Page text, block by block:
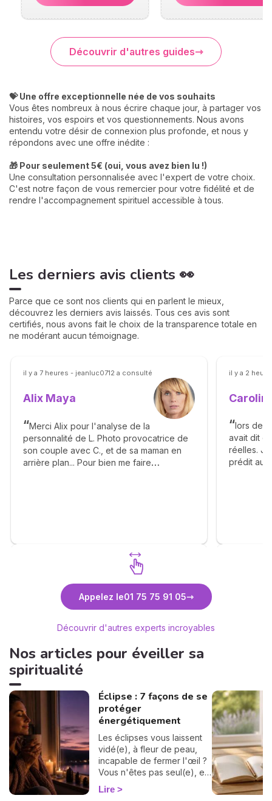
Découvrir d'autres guides
💝 Une offre exceptionnelle née de vos souhaits
Vous êtes nombreux à nous écrire chaque jour, à partager vos
histoires, vos espoirs et vos questionnements. Nous avons
entendu votre désir de connexion plus profonde, et nous y
répondons avec une offre inédite :
🎁 Pour seulement 5€ (oui, vous avez bien lu !)
Une consultation personnalisée avec l'expert de votre choix.
C'est notre façon de vous remercier pour votre fidélité et de
rendre l'accompagnement spirituel accessible à tous.
Les derniers avis clients 👀
Parce que ce sont nos clients qui en parlent le mieux,
découvrez les derniers avis laissés. Tous ces avis sont
certifiés, nous avons fait le choix de la transparence totale en
ne modérant aucun témoignage.
il y a 7 heures - jeanluc0712 a consulté
Alix Maya
Merci Alix pour l'analyse de la
personnalité de L. Photo provocatrice de
son couple avec C., et de sa maman en
arrière plan... Pour bien me faire
pleine de belles surprises 🙏🏼🌟🌟🌟
Découvrez Alix Maya
il y a 2
lors de
avait dit
réelles. J
prédit
Appelez le01 75 75 91 05
Découvrir d'autres experts incroyables
Nos articles pour éveiller sa
spiritualité
Éclipse : 7 façons de se
protéger
énergétiquement
Les éclipses vous laissent
vidé(e), à fleur de peau,
incapable de fermer l'œil ?
Vous n'êtes pas seul(e), et
surtout : ça se traverse en
douceur. Voici 7 gestes
Lire